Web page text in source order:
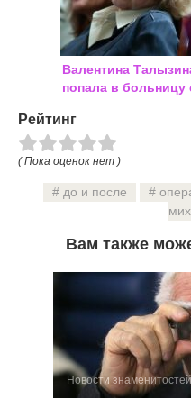
Валентина
попала в больницу
состояние здоровья
актрисы
Рейтинг
( Пока оценок нет )
до и после
Вам также
Новости знаменитостей